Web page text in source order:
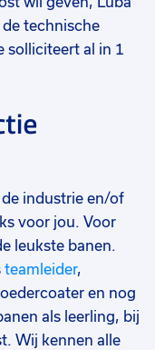
technische
solliciteert al in 1
de industrie en/of
voor jou. Voor
leukste banen.
teamleider,
en nog
als leerling, bij
Wij kennen alle